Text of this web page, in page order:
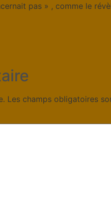
pas » , comme le
Les champs obligatoires